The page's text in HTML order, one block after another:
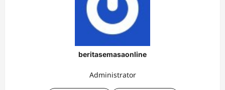
beritasemasaonline
Administrator